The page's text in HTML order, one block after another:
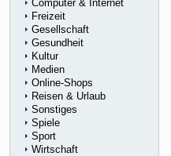
Computer & Internet
Freizeit
Gesellschaft
Gesundheit
Kultur
Medien
Online-Shops
Reisen & Urlaub
Sonstiges
Spiele
Sport
Wirtschaft